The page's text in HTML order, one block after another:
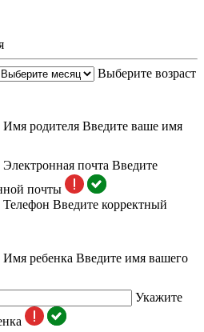
Выберите возраст
Имя родителя Введите ваше имя
Электронная почта Введите
почты
Телефон Введите корректный
Имя ребенка Введите имя вашего
Укажите